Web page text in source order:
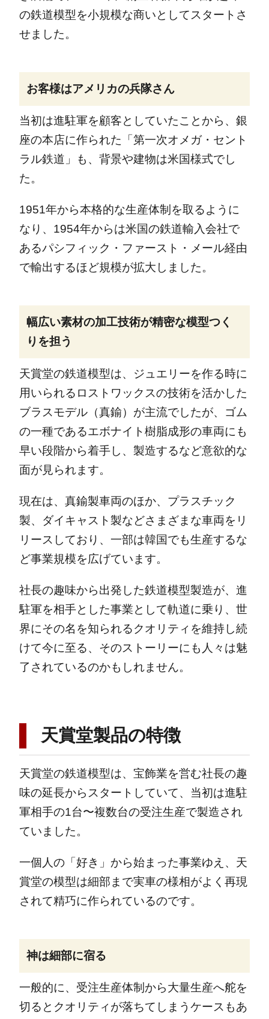
の鉄道模型を小規模な商いとしてスタートさ
せました。
お客様はアメリカの兵隊さん
当初は進駐軍を顧客としていたことから、銀
座の本店に作られた「第一次オメガ・セント
ラル鉄道」も、背景や建物は米国様式でし
た。
1951年から本格的な生産体制を取るように
なり、1954年からは米国の鉄道輸入会社で
あるパシフィック・ファースト・メール経由
で輸出するほど規模が拡大しました。
幅広い素材の加工技術が精密な模型つく
りを担う
天賞堂の鉄道模型は、ジュエリーを作る時に
用いられるロストワックスの技術を活かした
ブラスモデル（真鍮）が主流でしたが、ゴム
の一種であるエボナイト樹脂成形の車両にも
早い段階から着手し、製造するなど意欲的な
面が見られます。
現在は、真鍮製車両のほか、プラスチック
製、ダイキャスト製などさまざまな車両をリ
リースしており、一部は韓国でも生産するな
ど事業規模を広げています。
社長の趣味から出発した鉄道模型製造が、進
駐軍を相手とした事業として軌道に乗り、世
界にその名を知られるクオリティを維持し続
けて今に至る、そのストーリーにも人々は魅
了されているのかもしれません。
天賞堂製品の特徴
天賞堂の鉄道模型は、宝飾業を営む社長の趣
味の延長からスタートしていて、当初は進駐
軍相手の1台〜複数台の受注生産で製造され
ていました。
一個人の「好き」から始まった事業ゆえ、天
賞堂の模型は細部まで実車の様相がよく再現
されて精巧に作られているのです。
神は細部に宿る
一般的に、受注生産体制から大量生産へ舵を
切るとクオリティが落ちてしまうケースもあ